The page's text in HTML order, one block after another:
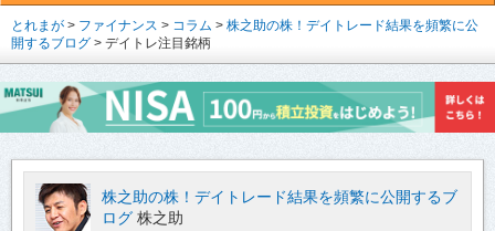
とれまが > ファイナンス > コラム > 株之助の株！デイトレード結果を頻繁に公
開するブログ > デイトレ注目銘柄
株之助の株！デイトレード結果を頻繁に公開するブ
ログ 株之助